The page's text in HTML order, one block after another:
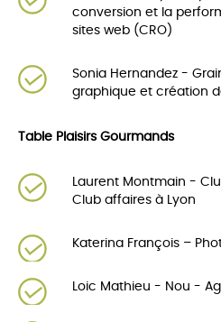
conversion et la
sites web (CRO)
Sonia Hernandez -
graphique et création
Table Plaisirs Gourmands
Laurent Montmain -
Club affaires à Lyon
Katerina François –
Loic Mathieu - Nou -